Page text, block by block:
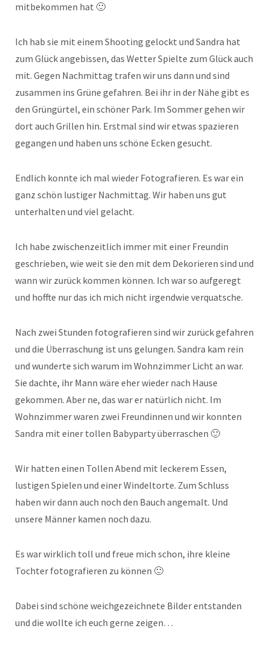
mitbekommen hat 🙂
Ich hab sie mit einem Shooting gelockt und Sandra hat
zum Glück angebissen, das Wetter Spielte zum Glück auch
mit. Gegen Nachmittag trafen wir uns dann und sind
zusammen ins Grüne gefahren. Bei ihr in der Nähe gibt es
den Grüngürtel, ein schöner Park. Im Sommer gehen wir
dort auch Grillen hin. Erstmal sind wir etwas spazieren
gegangen und haben uns schöne Ecken gesucht.
Endlich konnte ich mal wieder Fotografieren. Es war ein
ganz schön lustiger Nachmittag. Wir haben uns gut
unterhalten und viel gelacht.
Ich habe zwischenzeitlich immer mit einer Freundin
geschrieben, wie weit sie den mit dem Dekorieren sind und
wann wir zurück kommen können. Ich war so aufgeregt
und hoffte nur das ich mich nicht irgendwie verquatsche.
Nach zwei Stunden fotografieren sind wir zurück gefahren
und die Überraschung ist uns gelungen. Sandra kam rein
und wunderte sich warum im Wohnzimmer Licht an war.
Sie dachte, ihr Mann wäre eher wieder nach Hause
gekommen. Aber ne, das war er natürlich nicht. Im
Wohnzimmer waren zwei Freundinnen und wir konnten
Sandra mit einer tollen Babyparty überraschen 🙂
Wir hatten einen Tollen Abend mit leckerem Essen,
lustigen Spielen und einer Windeltorte. Zum Schluss
haben wir dann auch noch den Bauch angemalt. Und
unsere Männer kamen noch dazu.
Es war wirklich toll und freue mich schon, ihre kleine
Tochter fotografieren zu können 🙂
Dabei sind schöne weichgezeichnete Bilder entstanden
und die wollte ich euch gerne zeigen…